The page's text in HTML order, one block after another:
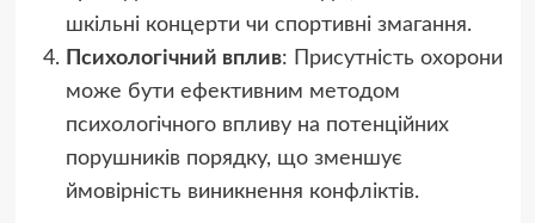
шкільні концерти чи спортивні змагання.
Психологічний вплив: Присутність охорони
може бути ефективним методом
психологічного впливу на потенційних
порушників порядку, що зменшує
ймовірність виникнення конфліктів.